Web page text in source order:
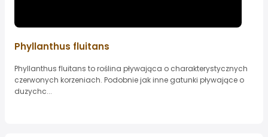
Phyllanthus fluitans
Phyllanthus fluitans to roślina pływająca o charakterystycznych
czerwonych korzeniach. Podobnie jak inne gatunki pływające o
duzychc...